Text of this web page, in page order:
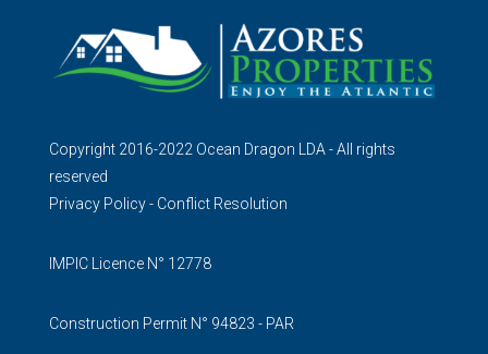
Copyright 2016-2022 Ocean Dragon LDA - All rights
reserved
Privacy Policy- Conflict Resolution
IMPIC Licence N° 12778
Construction Permit N° 94823 - PAR